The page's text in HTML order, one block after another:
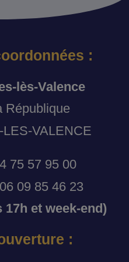
:
lès-Valence
République
VALENCE
75 57 95 00
09 85 46 23
17h et week-end)
: